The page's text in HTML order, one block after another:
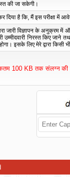
की जा सकेगी।
है कि, मैं इस परीक्षा में
जारी विज्ञापन के
निरस्त किए जाने तथा
इसके लिए मेरे द्वारा किसी
100 KB तक संलग्न की